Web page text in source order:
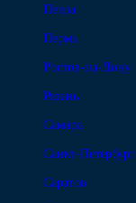
Пенза
Пермь
Ростов-на-Дону
Рязань
Самара
Санкт-Петербург
Саратов